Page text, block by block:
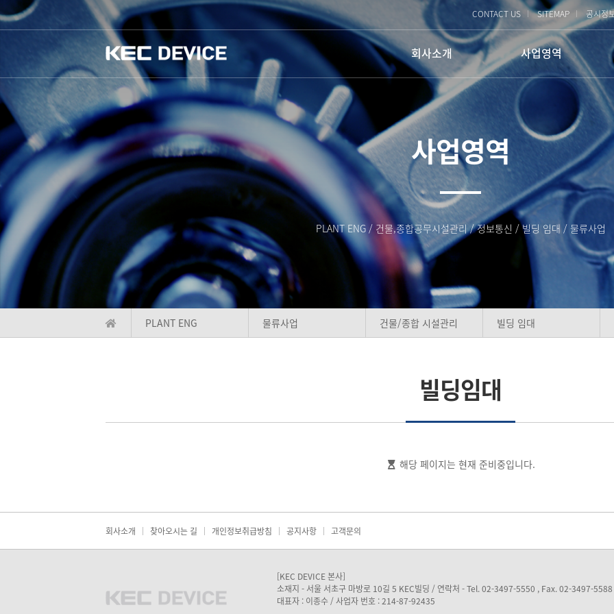
회사소개
회사개요
회사연혁
조직구성
인증 및 기술보유
찾아오시는 길
사업영역
PLANT ENG
건물/종합 시설관리
정보통신
물류사업
물류사업
빌딩 임대
CONTACT US SITEMAP 공시정
사업영역
PLANT ENG / 건물,종합공무시설관리 / 정보통신 / 빌딩 임대 / 물류사업
PLANT ENG 물류사업 건물/종합 시설관리 빌딩 임대
빌딩임대
해당 페이지는 현재 준비중입니다.
회사소개 찾아오시는 길 개인정보취급방침 공지사항 고객문의
[KEC DEVICE 본사]
소재지 - 서울 서초구 마방로 10길 5 KEC빌딩 / 연락처 - Tel. 02-3497-5550 , Fax. 02-3497-5588
대표자 : 이종수 / 사업자 번호 : 214-87-92435